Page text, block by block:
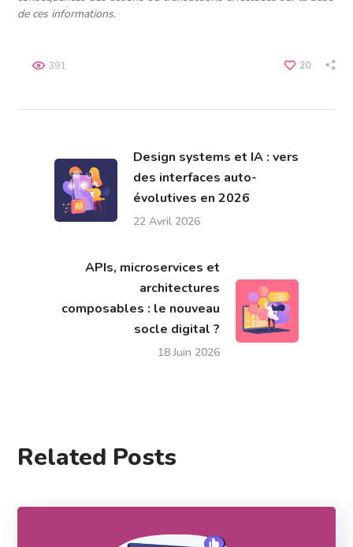
de ces informations.
20
391
Design systems et IA : vers
des interfaces auto-
évolutives en 2026
22 Avril 2026
APIs, microservices et
architectures
composables : le nouveau
socle digital ?
18 Juin 2026
Related Posts